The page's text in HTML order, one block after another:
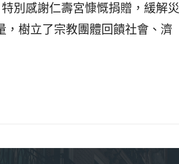
別感謝仁壽宮慷慨捐贈，緩解災
，樹立了宗教團體回饋社會、濟